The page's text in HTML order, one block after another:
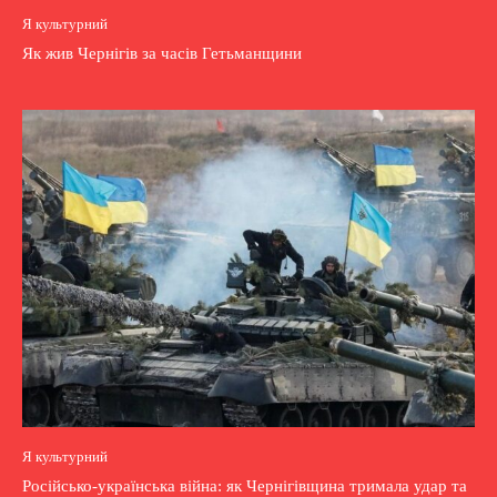
Я культурний
Як жив Чернігів за часів Гетьманщини
Я культурний
Російсько-українська війна: як Чернігівщина тримала удар та